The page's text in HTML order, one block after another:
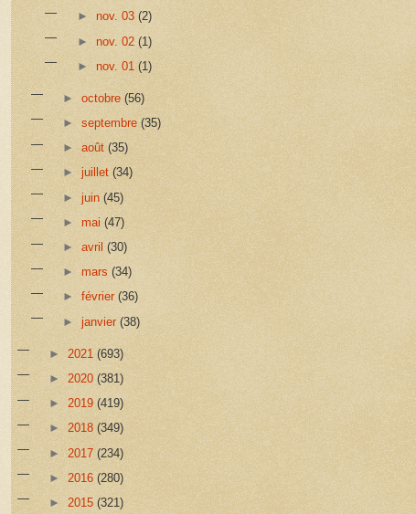
► nov. 03 (2)
► nov. 02 (1)
► nov. 01 (1)
►octobre(56)
►septembre(35)
►août(35)
►juillet(34)
►juin(45)
►mai(47)
►avril(30)
► mars(34)
►février(36)
►janvier(38)
► 2021 (693)
► 2020 (381)
► 2019 (419)
► 2018 (349)
► 2017 (234)
► 2016 (280)
► 2015 (321)